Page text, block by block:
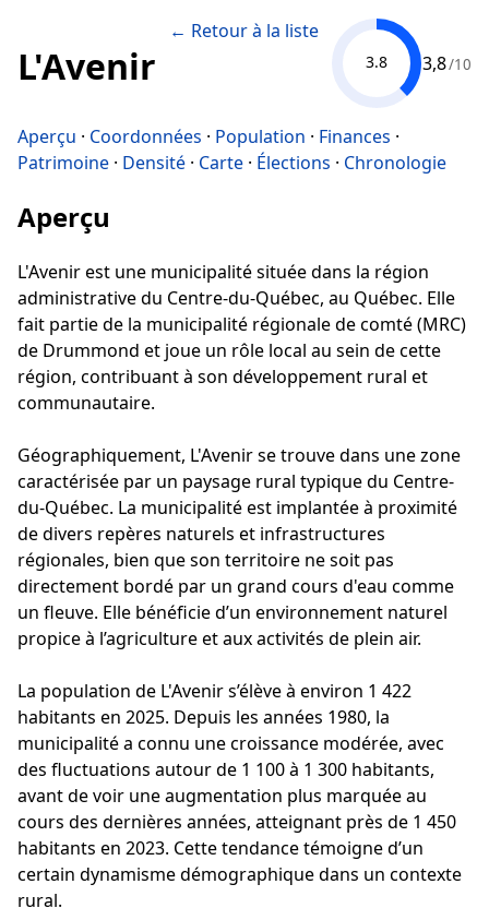
L'Avenir
← Retour à la liste
3.8 3,8/10
Aperçu · Coordonnées · Population · Finances ·
Patrimoine · Densité · Carte · Élections · Chronologie
Aperçu
L'Avenir est une municipalité située dans la région
administrative du Centre-du-Québec, au Québec. Elle
fait partie de la municipalité régionale de comté (MRC)
de Drummond et joue un rôle local au sein de cette
région, contribuant à son développement rural et
communautaire.
Géographiquement, L'Avenir se trouve dans une zone
caractérisée par un paysage rural typique du Centre-
du-Québec. La municipalité est implantée à proximité
de divers repères naturels et infrastructures
régionales, bien que son territoire ne soit pas
directement bordé par un grand cours d'eau comme
un fleuve. Elle bénéficie d’un environnement naturel
propice à l’agriculture et aux activités de plein air.
La population de L'Avenir s’élève à environ 1 422
habitants en 2025. Depuis les années 1980, la
municipalité a connu une croissance modérée, avec
des fluctuations autour de 1 100 à 1 300 habitants,
avant de voir une augmentation plus marquée au
cours des dernières années, atteignant près de 1 450
habitants en 2023. Cette tendance témoigne d’un
certain dynamisme démographique dans un contexte
rural.